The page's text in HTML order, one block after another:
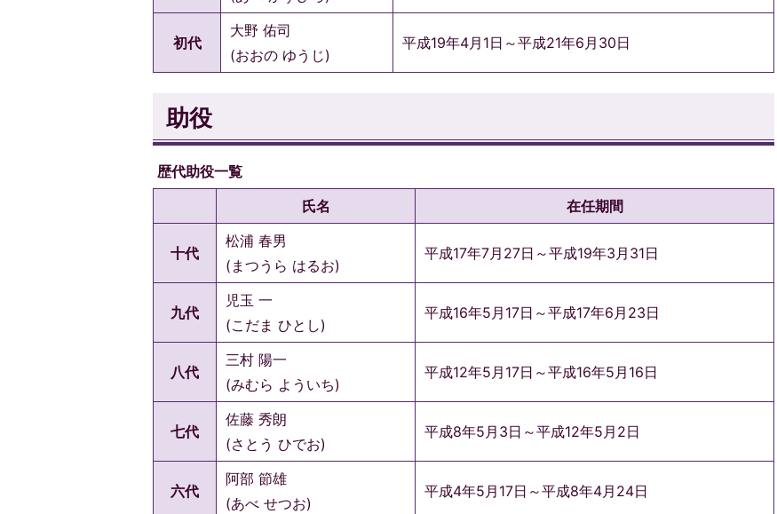
初代
大野 佑司
(おおの ゆうじ)
平成19年4月1日～平成21年6月30日
助役
歴代助役一覧
氏名
在任期間
十代
松浦 春男
(まつうら はるお)
平成17年7月27日～平成19年3月31日
九代
児玉 一
(こだま ひとし)
平成16年5月17日～平成17年6月23日
八代
三村 陽一
(みむら よういち)
平成12年5月17日～平成16年5月16日
七代
佐藤 秀朗
(さとう ひでお)
平成8年5月3日～平成12年5月2日
六代
阿部 節雄
(あべ せつお)
平成4年5月17日～平成8年4月24日